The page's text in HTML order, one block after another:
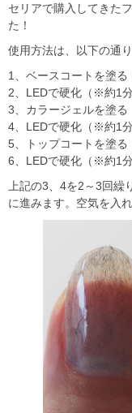
セリアで購入してきた
た！
使用方法は、以下の通り
1、ベースコートを塗る
2、LEDで硬化（※約1
3、カラージェルを塗る
4、LEDで硬化（※約1
5、トップコートを塗る
6、LEDで硬化（※約1
上記の3、4を2～3回
に進みます。空気を入